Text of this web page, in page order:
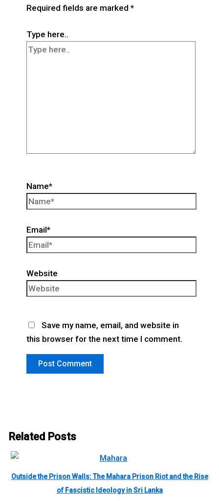
Required fields are marked *
Type here..
Name*
Email*
Website
Save my name, email, and website in
this browser for the next time I comment.
Related Posts
Outside the Prison Walls: The Mahara Prison Riot and the Rise
of Fascistic Ideology in Sri Lanka